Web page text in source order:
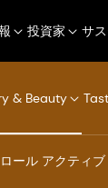
投資家 サ
& Beauty
ール アクティ